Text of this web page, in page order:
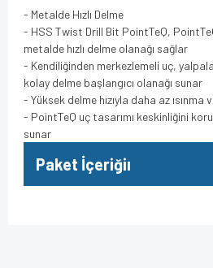
- Metalde Hızlı Delme
- HSS Twist Drill Bit PointTeQ,
metalde hızlı delme olanağı sağlar
- Kendiliğinden merkezlemeli uç,
kolay delme başlangıcı olanağı sunar
- Yüksek delme hızıyla daha az ısınma
- PointTeQ uç tasarımı keskinliğini
sunar
Paket İçeriğiı